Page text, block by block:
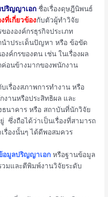
ปริญญาเอก ชื่อเรื่องดุษฎีนิพนธ์
ที่เกี่ยวข้องกับตัวผู้ทำวิจัย
ององค์กรธุรกิจประเภท
นำประเด็นปัญหา หรือ ข้อขัด
ค์กรของตน เช่น ในเรื่องผล
ค่อนข้างมากของพนักงาน
เรื่องสภาพการทำงาน หรือ
งานหรือประสิทธิผล และ
ธนาคาร หรือ สถาบันที่นักวิจัย
งถือได้ว่าเป็นเรื่องที่สามารถ
รื่องนั้นๆ ได้ดีพอสมควร
อมูลปริญญาเอก หรือฐานข้อมูล
มและตีพิมพ์งานวิจัยระดับ